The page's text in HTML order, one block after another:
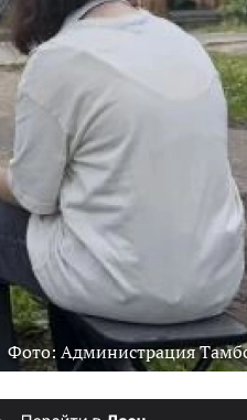
Фото: Администрация